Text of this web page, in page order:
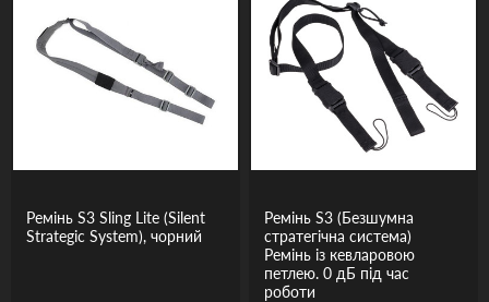
Ремінь S3 Sling Lite (Silent
Strategic System), чорний
Ремінь S3 (Безшумна
стратегічна система)
Ремінь із кевларовою
петлею. 0 дБ під час
роботи